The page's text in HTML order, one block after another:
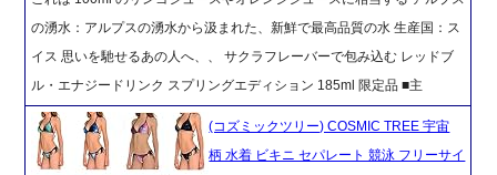
の湧水：アルプスの湧水から汲まれた、新鮮で最高品質の水 生産国：ス
イス 思いを馳せるあの人へ、、 サクラフレーバーで包み込む レッドブ
ル・エナジードリンク スプリングエディション 185ml 限定品 ■主
(コズミックツリー) COSMIC TREE 宇宙
柄 水着 ビキニ セパレート 競泳 フリーサイ